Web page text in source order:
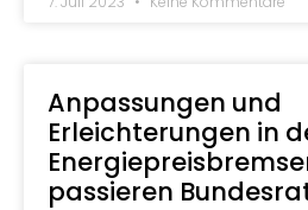
Anpassungen und
Erleichterungen in
passieren